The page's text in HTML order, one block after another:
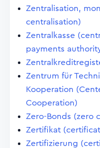
Zentralisation,
centralisation)
Zentralkasse
payments
Zentrum für
Kooperation
Cooperation)
Zero-Bonds (zero
Zertifikat
Zertifizierung